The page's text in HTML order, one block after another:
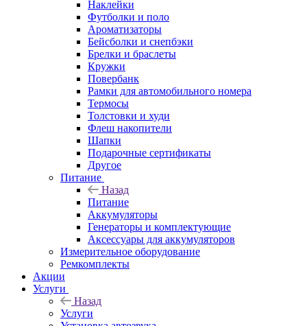
Наклейки
Футболки и поло
Ароматизаторы
Бейсболки и снепбэки
Брелки и браслеты
Кружки
Повербанк
Рамки для автомобильного номера
Термосы
Толстовки и худи
Флеш накопители
Шапки
Подарочные сертификаты
Другое
Питание
Назад
Питание
Аккумуляторы
Генераторы и комплектующие
Аксессуары для аккумуляторов
Измерительное оборудование
Ремкомплекты
Акции
Услуги
Назад
Услуги